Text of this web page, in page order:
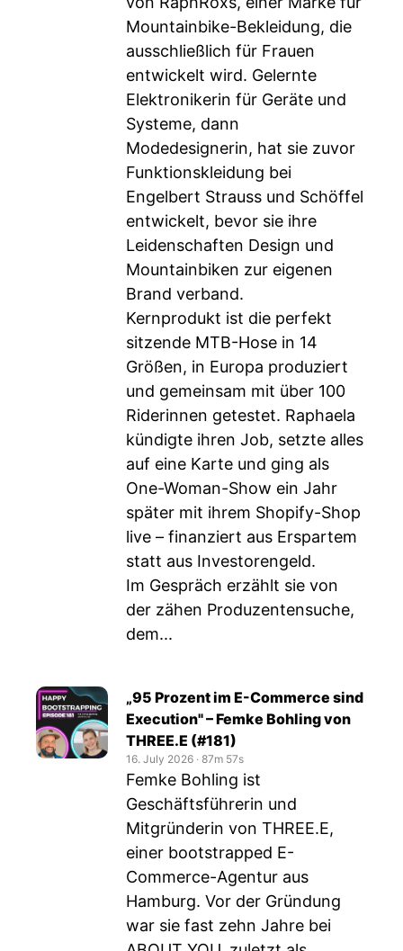
Mountainbike-Bekleidung, die
ausschließlich für Frauen
entwickelt wird. Gelernte
Elektronikerin für Geräte und
Systeme, dann
Modedesignerin, hat sie zuvor
Funktionskleidung bei
Engelbert Strauss und Schöffel
entwickelt, bevor sie ihre
Leidenschaften Design und
Mountainbiken zur eigenen
Brand verband.
Kernprodukt ist die perfekt
sitzende MTB-Hose in 14
Größen, in Europa produziert
und gemeinsam mit über 100
Riderinnen getestet. Raphaela
kündigte ihren Job, setzte alles
auf eine Karte und ging als
One-Woman-Show ein Jahr
später mit ihrem Shopify-Shop
live – finanziert aus Erspartem
statt aus Investorengeld.
Im Gespräch erzählt sie von
der zähen Produzentensuche,
dem...
„95 Prozent im E-Commerce sind
Execution" – Femke Bohling von
THREE.E (#181)
16. July 2026 ‧ 87m 57s
Femke Bohling ist
Geschäftsführerin und
Mitgründerin von THREE.E,
einer bootstrapped E-
Commerce-Agentur aus
Hamburg. Vor der Gründung
war sie fast zehn Jahre bei